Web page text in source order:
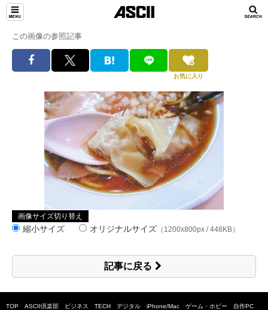
この画像の参照記事
お気に入り
画像サイズ切り替え
縮小サイズ オリジナルサイズ （1200x800px / 448KB）
記事に戻る
TOP ASCII倶楽部 ビジネス TECH デジタル iPhone/Mac ゲーム・ホビー 自作PC